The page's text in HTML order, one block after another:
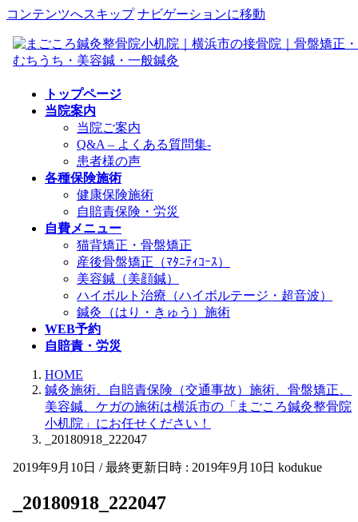
コンテンツへスキップ ナビゲーションに移動
トップページ
当院案内
当院ご案内
Q&A – よくある質問集-
患者様の声
各種保険施術
健康保険施術
自賠責保険・労災
自費メニュー
猫背矯正・骨盤矯正
産後骨盤矯正（ﾏﾀﾆﾃｨｺｰｽ）
美容鍼（美顔鍼）
ハイボルト治療（ハイボルテージ・超音波）
鍼灸（はり・きゅう）施術
WEB予約
自賠責・労災
HOME
鍼灸施術、自賠責保険（交通事故）施術、骨盤矯正、
美容鍼、ケガの施術は横浜市の「まごころ鍼灸整骨院
小机院」にお任せください！
_20180918_222047
2019年9月10日 / 最終更新日時 : 2019年9月10日 kodukue
_20180918_222047